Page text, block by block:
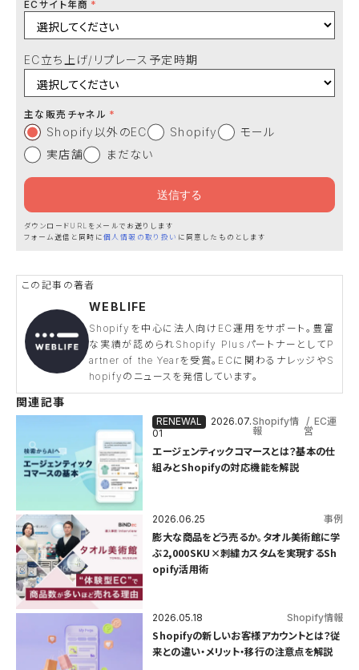
ECサイト年商
EC立ち上げ/リプレース予定時期
主な販売チャネル
Shopify以外のEC Shopify
モール
実店舗
まだない
ダウンロードURLをメールでお送りします
フォーム送信と同時に 個人情報の取り扱い に同意したものとします
WEBLIFE
Shopifyを中心に法人向けEC運用をサポート。豊富
な実績が認められShopify PlusパートナーとしてP
artner of the Yearを受賞。ECに関わるナレッジやS
hopifyのニュースを発信しています。
関連記事
2026.07.
01
Shopify情
報
EC運
営
エージェンティックコマースとは？基本の仕
組みとShopifyの対応機能を解説
2026.06.25 事例
膨大な商品をどう売るか。タオル美術館に学
ぶ2,000SKU×刺繍カスタムを実現するSh
opify活用術
2026.05.18 Shopify情報
Shopifyの新しいお客様アカウントとは？従
来との違い・メリット・移行の注意点を解説